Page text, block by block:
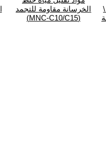
\
الخرسانة مقاومة للتجمد
(MNC-C10/C15)